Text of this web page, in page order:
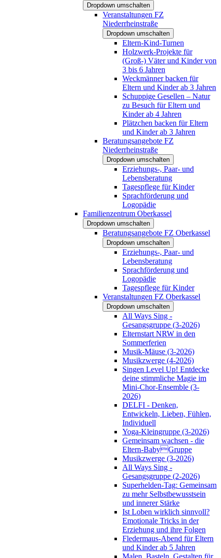
Dropdown umschalten
Veranstaltungen FZ
Niederrheinstraße
Dropdown umschalten
Eltern-Kind-Turnen
Holzwerk-Projekte für
(Groß-) Väter und Kinder von
3 bis 6 Jahren
Weckmänner backen für
Eltern und Kinder ab 3 Jahren
Schuppige Gesellen – Natur
zu Besuch für Eltern und
Kinder ab 4 Jahren
Plätzchen backen für Eltern
und Kinder ab 3 Jahren
Beratungsangebote FZ
Niederrheinstraße
Dropdown umschalten
Erziehungs-, Paar- und
Lebensberatung
Tagespflege für Kinder
Sprachförderung und
Logopädie
Familienzentrum Oberkassel
Dropdown umschalten
Beratungsangebote FZ Oberkassel
Dropdown umschalten
Erziehungs-, Paar- und
Lebensberatung
Sprachförderung und
Logopädie
Tagespflege für Kinder
Veranstaltungen FZ Oberkassel
Dropdown umschalten
All Ways Sing -
Gesangsgruppe (3-2026)
Elternstart NRW in den
Sommerferien
Musik-Mäuse (3-2026)
Musikzwerge (4-2026)
Singen Level Up! Entdecke
deine stimmliche Magie im
Mini-Chor-Ensemble (3-
2026)
DELFI - Denken,
Entwickeln, Lieben, Fühlen,
Individuell
Yoga-Kleingruppe (3-2026)
Gemeinsam wachsen - die
Eltern-BabyGruppe
Musikzwerge (3-2026)
All Ways Sing -
Gesangsgruppe (2-2026)
Superhelden-Tag: Gemeinsam
zu mehr Selbstbewusstsein
und innerer Stärke
Ist Loben wirklich sinnvoll?
Emotionale Tricks in der
Erziehung und ihre Folgen
Fledermaus-Abend für Eltern
und Kinder ab 5 Jahren
Malen, Basteln, Gestalten für